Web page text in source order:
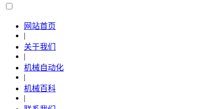
网站首页
|
关于我们
|
机械自动化
|
机械百科
|